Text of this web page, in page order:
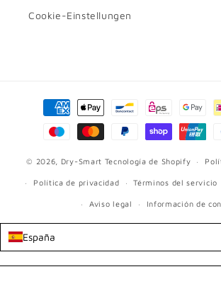
Cookie-Einstellungen
Formas
pago
© 2026, Dry-Smart Tecnología de Shopify
Política de privacidad Términos del servicio
Aviso legal Información de
España